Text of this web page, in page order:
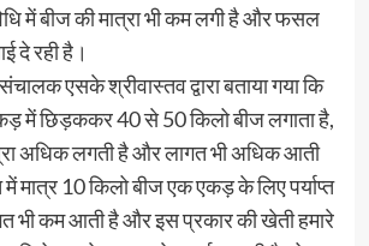
में बीज की मात्रा भी कम लगी है और फसल
दे रही है।
एसके श्रीवास्तव द्वारा बताया गया कि
में छिड़ककर 40 से 50 किलो बीज लगाता है,
अधिक लगती है और लागत भी अधिक आती
में मात्र 10 किलो बीज एक एकड़ के लिए पर्याप्त
भी कम आती है और इस प्रकार की खेती हमारे